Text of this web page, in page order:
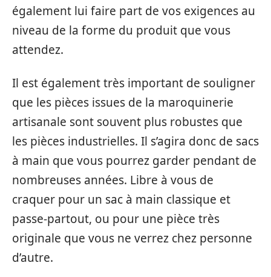
également lui faire part de vos exigences au
niveau de la forme du produit que vous
attendez.
Il est également très important de souligner
que les pièces issues de la maroquinerie
artisanale sont souvent plus robustes que
les pièces industrielles. Il s’agira donc de sacs
à main que vous pourrez garder pendant de
nombreuses années. Libre à vous de
craquer pour un sac à main classique et
passe-partout, ou pour une pièce très
originale que vous ne verrez chez personne
d’autre.